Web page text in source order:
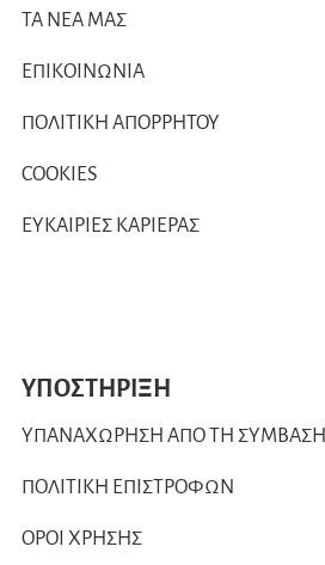
ΤΑ ΝΕΑ ΜΑΣ
ΕΠΙΚΟΙΝΩΝΙΑ
ΠΟΛΙΤΙΚΗ ΑΠΟΡΡΗΤΟΥ
COOKIES
ΕΥΚΑΙΡΙΕΣ ΚΑΡΙΕΡΑΣ
ΥΠΟΣΤΗΡΙΞΗ
ΥΠΑΝΑΧΩΡΗΣΗ ΑΠΟ ΤΗ ΣΥΜΒΑΣΗ
ΠΟΛΙΤΙΚΗ ΕΠΙΣΤΡΟΦΩΝ
ΟΡΟΙ ΧΡΗΣΗΣ